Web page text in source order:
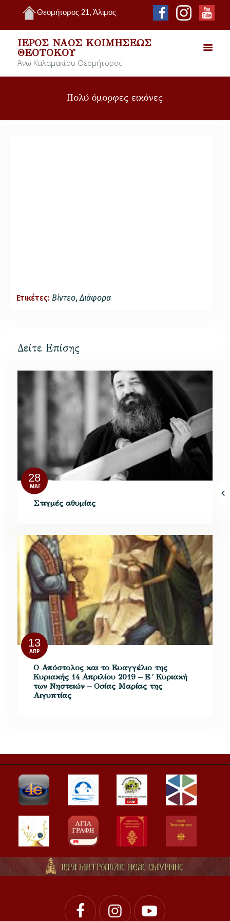
Θεομήτορος 21, Άλιμος
ΙΕΡΌΣ ΝΑΌΣ ΚΟΙΜΉΣΕΩΣ
ΘΕΟΤΌΚΟΥ
Άνω Καλαμακίου Θεομήτορος
Πολύ όμορφες εικόνες
Ετικέτες: Βίντεο,Διάφορα
Δείτε Επίσης
28
ΜΆΙ
Στιγμές αθυμίας
13
ΑΠΡ
Ο Απόστολος και το Ευαγγέλιο της
Κυριακής 14 Απριλίου 2019 – Ε´ Κυριακή
των Νηστειών – Οσίας Μαρίας της
Αιγυπτίας